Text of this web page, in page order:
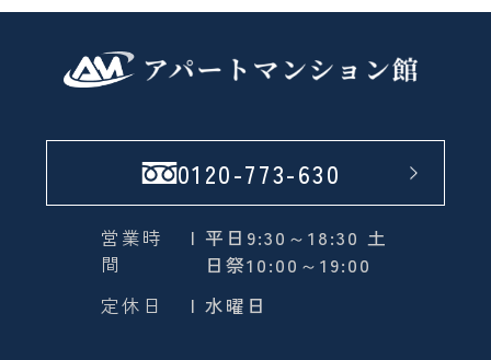
0120-773-630
営業時
間
| 平日9:30～18:30 土
日祭10:00～19:00
定休日
| 水曜日